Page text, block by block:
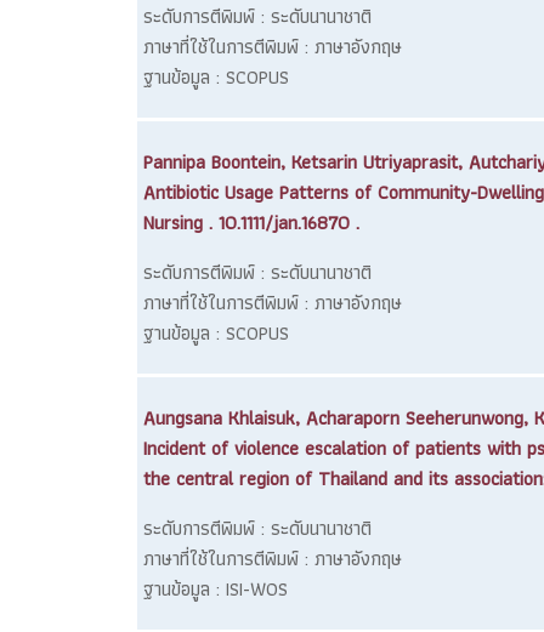
ระดับการตีพิมพ์ : ระดับนานาชาติ
ภาษาที่ใช้ในการตีพิมพ์ : ภาษาอังกฤษ
ฐานข้อมูล : SCOPUS
Pannipa Boontein, Ketsarin Utriyaprasit,
Antibiotic Usage Patterns of Community-
Nursing . 10.1111/jan.16870 .
ระดับการตีพิมพ์ : ระดับนานาชาติ
ภาษาที่ใช้ในการตีพิมพ์ : ภาษาอังกฤษ
ฐานข้อมูล : SCOPUS
Aungsana Khlaisuk, Acharaporn
Incident of violence escalation of patients with
the central region of Thailand and its
ระดับการตีพิมพ์ : ระดับนานาชาติ
ภาษาที่ใช้ในการตีพิมพ์ : ภาษาอังกฤษ
ฐานข้อมูล : ISI-WOS